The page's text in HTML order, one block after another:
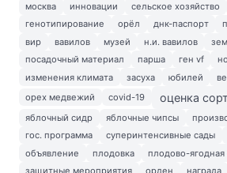
москва
инновации сельское хозяйство
генотипирование
орёл днк-паспорт
вир
вавилов музей н.и. вавилов
посадочный материал
парша ген vf
изменения климата
засуха юбилей
орех медвежий
covid-19 оценка
яблочный сидр
яблочные чипсы
гос. программа
суперинтенсивные сады
объявление
плодовка плодово-ягодная
защитные мероприятия
орден
награда